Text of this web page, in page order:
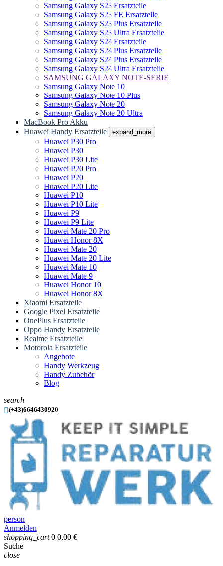
Samsung Galaxy S23 Ersatzteile
Samsung Galaxy S23 FE Ersatzteile
Samsung Galaxy S23 Plus Ersatzteile
Samsung Galaxy S23 Ultra Ersatzteile
Samsung Galaxy S24 Ersatzteile
Samsung Galaxy S24 Plus Ersatzteile
Samsung Galaxy S24 Plus Ersatzteile
Samsung Galaxy S24 Ultra Ersatzteile
SAMSUNG GALAXY NOTE-SERIE
Samsung Galaxy Note 10
Samsung Galaxy Note 10 Plus
Samsung Galaxy Note 20
Samsung Galaxy Note 20 Ultra
MacBook Pro Akku
Huawei Handy Ersatzteile
expand_more
Huawei P30 Pro
Huawei P30
Huawei P30 Lite
Huawei P20 Pro
Huawei P20
Huawei P20 Lite
Huawei P10
Huawei P10 Lite
Huawei P9
Huawei P9 Lite
Huawei Mate 20 Pro
Huawei Honor 8X
Huawei Mate 20
Huawei Mate 20 Lite
Huawei Mate 10
Huawei Mate 9
Huawei Honor 10
Huawei Honor 8X
Xiaomi Ersatzteile
Google Pixel Ersatzteile
OnePlus Ersatzteile
Oppo Handy Ersatzteile
Realme Ersatzteile
Motorola Ersatzteile
Angebote
Handy Werkzeug
Handy Zubehör
Blog
search
(+43)6646430920
person
Anmelden
shopping_cart 0 0,00 €
Suche
close